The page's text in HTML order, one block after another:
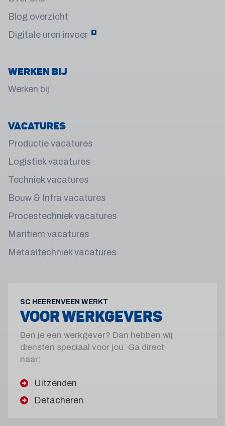
Blog overzicht
Digitale uren invoer
Werken bij
Werken bij
Vacatures
Productie vacatures
Logistiek vacatures
Techniek vacatures
Bouw & Infra vacatures
Procestechniek vacatures
Maritiem vacatures
Metaaltechniek vacatures
SC HEERENVEEN WERKT
VOOR WERKGEVERS
Ben je een werkgever? Dan hebben wij
diensten speciaal voor jou. Ga direct
naar:
Uitzenden
Detacheren